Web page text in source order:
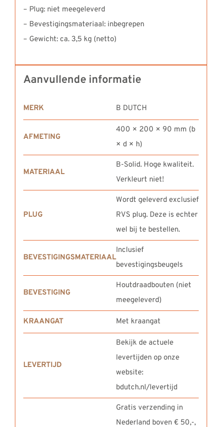
– Plug: niet meegeleverd
– Bevestigingsmateriaal: inbegrepen
– Gewicht: ca. 3,5 kg (netto)
Aanvullende informatie
MERK B DUTCH
AFMETING
400 × 200 × 90 mm (b
× d × h)
MATERIAAL
B-Solid. Hoge kwaliteit.
Verkleurt niet!
PLUG
Wordt geleverd exclusief
RVS plug. Deze is echter
wel bij te bestellen.
BEVESTIGINGSMATERIAAL
Inclusief
bevestigingsbeugels
BEVESTIGING
Houtdraadbouten (niet
meegeleverd)
KRAANGAT Met kraangat
LEVERTIJD
Bekijk de actuele
levertijden op onze
website:
bdutch.nl/levertijd
Gratis verzending in
Nederland boven € 50,-,